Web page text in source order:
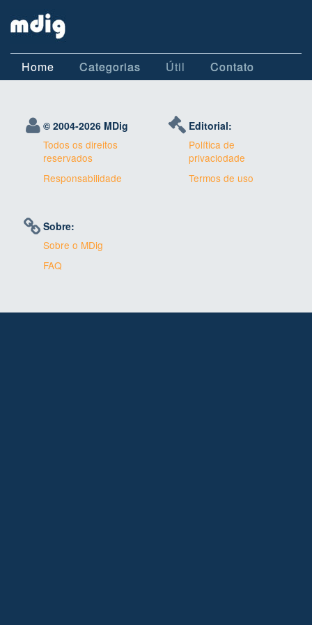
Home Categorias Útil Contato
© 2004-2026 MDig
Todos os direitos
reservados
Responsabilidade
Editorial:
Política de
privaciodade
Termos de uso
Sobre:
Sobre o MDig
FAQ